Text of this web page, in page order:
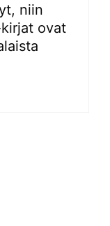
niin
ovat